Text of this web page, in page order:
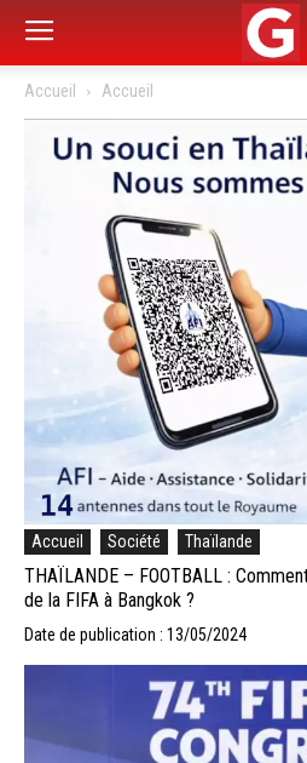
Accueil Accueil
Accueil Société Thaïlande
THAÏLANDE – FOOTBALL :
de la FIFA à Bangkok ?
Date de publication : 13/05/2024